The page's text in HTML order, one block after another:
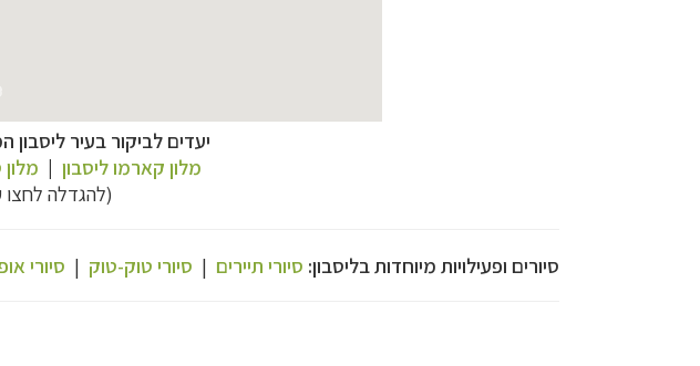
יעדים לביקור בעיר
מלון קארמו ליסבון |
(להגדלה לחצו
סיורים ופעילויות מיוחדות בליסבון: סיורי תיירים | סיורי טוק-טוק | סיורי
לחצו לרשימת היעדים
קרוזים והפלגות נופשלחצו לרשימת היעדים »